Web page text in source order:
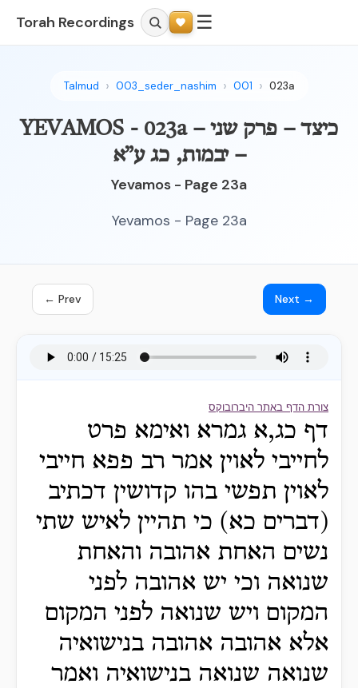
Torah Recordings ☰
Talmud 003_seder_nashim 001 023a
YEVAMOS - 023a – כיצד – פרק שני
– יבמות, כג ע”א
Yevamos - Page 23a
Yevamos - Page 23a
← Prev Next →
צורת הדף באתר היברובוקס
דף כג,א גמרא ואימא פרט
לחייבי לאוין אמר רב פפא חייבי
לאוין תפשי בהו קדושין דכתיב
(דברים כא) כי תהיין לאיש שתי
נשים האחת אהובה והאחת
שנואה וכי יש אהובה לפני
המקום ויש שנואה לפני המקום
אלא אהובה אהובה בנישואיה
שנואה שנואה בנישואיה ואמר